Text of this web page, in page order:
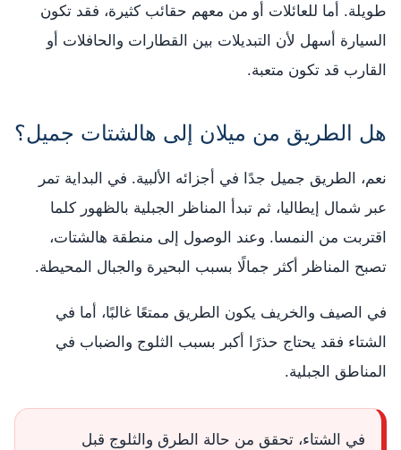
طويلة. أما للعائلات أو من معهم حقائب كثيرة، فقد تكون
السيارة أسهل لأن التبديلات بين القطارات والحافلات أو
القارب قد تكون متعبة.
هل الطريق من ميلان إلى هالشتات جميل؟
نعم، الطريق جميل جدًا في أجزائه الألبية. في البداية تمر
عبر شمال إيطاليا، ثم تبدأ المناظر الجبلية بالظهور كلما
اقتربت من النمسا. وعند الوصول إلى منطقة هالشتات،
تصبح المناظر أكثر جمالًا بسبب البحيرة والجبال المحيطة.
في الصيف والخريف يكون الطريق ممتعًا غالبًا، أما في
الشتاء فقد يحتاج حذرًا أكبر بسبب الثلوج والضباب في
المناطق الجبلية.
في الشتاء، تحقق من حالة الطرق والثلوج قبل